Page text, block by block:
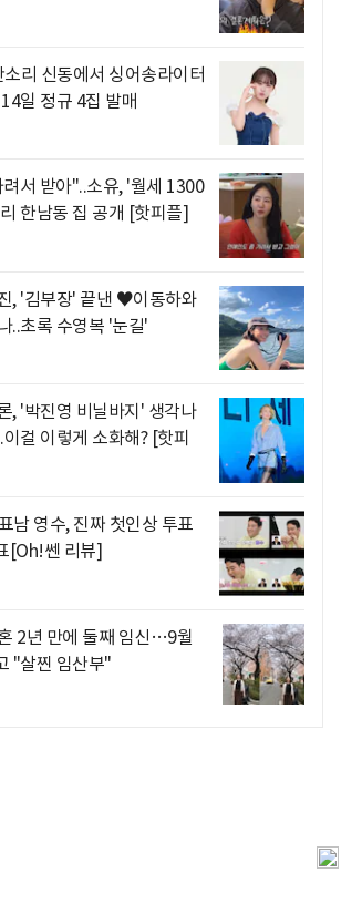
소리 신동에서 싱어송라이터
일 정규 4집 발매
서 받아"..소유, '월세 1300
한남동 집 공개 [핫피플]
, '김부장' 끝낸 ♥이동하와
..초록 수영복 '눈길'
, '박진영 비닐바지' 생각나
걸 이렇게 소화해? [핫피
남 영수, 진짜 첫인상 투표
[Oh!쎈 리뷰]
2년 만에 둘째 임신…9월
"살찐 임산부"